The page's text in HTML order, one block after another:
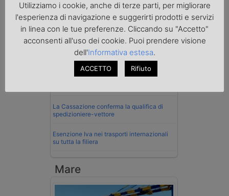
Normativa
La riforma del Codice della Strada punta
sull’autotrasporto
Imprenditore di Prato assolto per infortunio
Cassazione conferma validità multe per
La Cassazione conferma la qualifica di
spedizioniere-vettore
Esenzione Iva nei trasporti internazionali
su tutta la filiera
Mare
Utilizziamo i cookie, anche di terze parti, per migliorare
l'esperienza di navigazione e suggerirti prodotti e servizi
in linea con le tue preferenze. Cliccando su "Accetto"
acconsenti all'uso dei cookie. Puoi prendere visione
dell'Informativa estesa.
ACCETTO Rifiuto